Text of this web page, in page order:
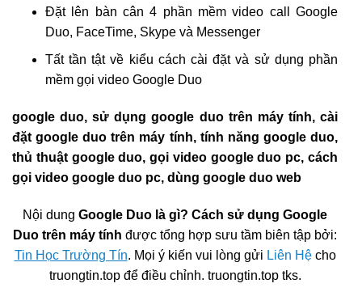
Đặt lên bàn cân 4 phần mềm video call Google
Duo, FaceTime, Skype và Messenger
Tất tần tật về kiểu cách cài đặt và sử dụng phần
mềm gọi video Google Duo
google duo, sử dụng google duo trên máy tính, cài
đặt google duo trên máy tính, tính năng google duo,
thủ thuật google duo, gọi video google duo pc, cách
gọi video google duo pc, dùng google duo web
Nội dung Google Duo là gì? Cách sử dụng Google
Duo trên máy tính được tổng hợp sưu tầm biên tập bởi:
Tin Học Trường Tín. Mọi ý kiến vui lòng gửi Liên Hệcho
truongtin.top để điều chỉnh. truongtin.top tks.